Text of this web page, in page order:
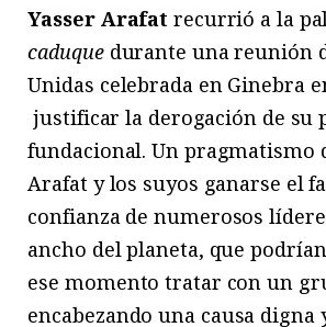
Yasser Arafat recurrió a la
caduquedurante una reunión
Unidas celebrada en Ginebra
justificar la derogación de su
fundacional. Un pragmatismo
Arafat y los suyos ganarse el
confianza de numerosos
ancho del planeta, que
ese momento tratar con un
encabezando una causa digna